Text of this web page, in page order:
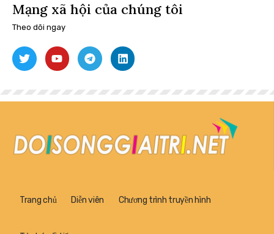
Mạng xã hội của chúng tôi
Theo dõi ngay
Trang chủ Diễn viên Chương trình truyền hình